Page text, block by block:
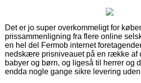
Det er jo super overkommeligt for
prissammenligning fra flere online
en hel del Fermob internet
nedskære prisniveauet på en række af
babyer og børn, og ligeså til herrer og
endda nogle gange sikre levering uden